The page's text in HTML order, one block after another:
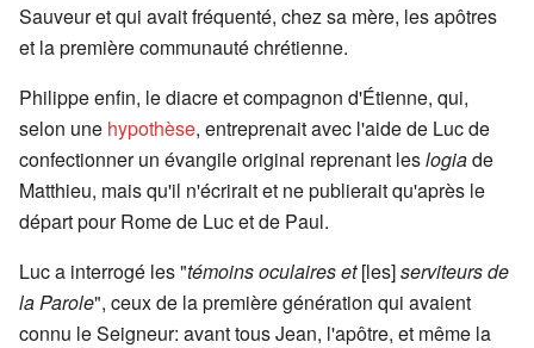
Sauveur et qui avait fréquenté, chez sa mère, les apôtres
et la première communauté chrétienne.
Philippe enfin, le diacre et compagnon d'Étienne, qui,
selon une hypothèse, entreprenait avec l'aide de Luc de
confectionner un évangile original reprenant leslogiade
Matthieu, mais qu'il n'écrirait et ne publierait qu'après le
départ pour Rome de Luc et de Paul.
Luc a interrogé les "témoins oculaires et[les]serviteurs de
la Parole", ceux de la première génération qui avaient
connu le Seigneur: avant tous Jean, l'apôtre, et même la